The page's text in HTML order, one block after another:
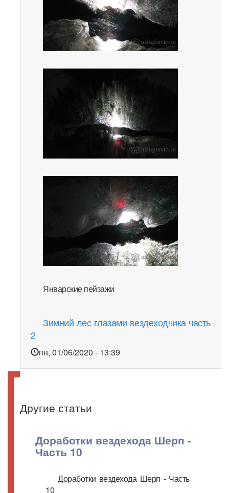
Январские пейзажи
Зимний лес глазами вездеходчика часть
2
пн, 01/06/2020 - 13:39
Другие статьи
Доработки вездехода Шерп -
Часть 10
Доработки вездехода Шерп - Часть
10